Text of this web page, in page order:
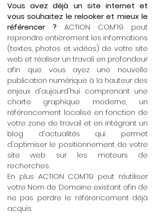
Vous avez déjà un site internet et
vous souhaitez le relooker et mieux le
référencer ? ACTION COM'19 peut
reprendre entièrement les informations
(textes, photos et vidéos) de votre site
web et réaliser un travail en profondeur
afin que vous ayez une nouvelle
publication numérique à la hauteur des
enjeux d'aujourd'hui comprenant une
charte graphique moderne, un
référencement localisé en fonction de
votre zone de travail et en intégrant un
blog d'actualités qui permet
d'optimiser le positionnement de votre
site web sur les moteurs de
recherches.
En plus ACTION COM'19 peut réutiliser
votre Nom de Domaine existant afin de
ne pas perdre le référencement déjà
acquis.